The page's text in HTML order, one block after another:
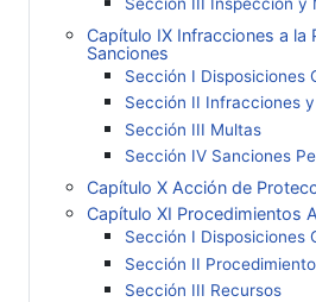
Sección III Inspección y
Capítulo IX Infracciones a la
Sanciones
Sección I Disposiciones
Sección II Infracciones
Sección III Multas
Sección IV Sanciones
Capítulo X Acción de
Capítulo XI Procedimientos
Sección I Disposiciones
Sección II
Sección III Recursos